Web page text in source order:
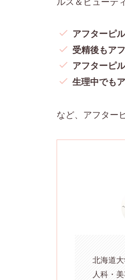
アフターピ
受精後もア
アフターピ
生理中でも
など、アフター
北海道
人科・